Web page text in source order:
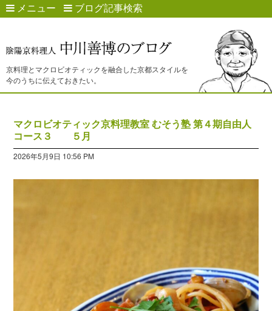
メニュー ブログ記事検索
京料理とマクロビオティックを融合した京都スタイルを
今のうちに伝えておきたい。
マクロビオティック京料理教室 むそう塾 第４期自由人
コース３ ５月
2026年5月9日 10:56 PM